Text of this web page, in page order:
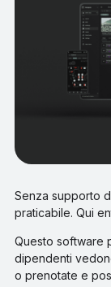
Senza supporto
praticabile. Qui
Questo software
dipendenti
o prenotate e